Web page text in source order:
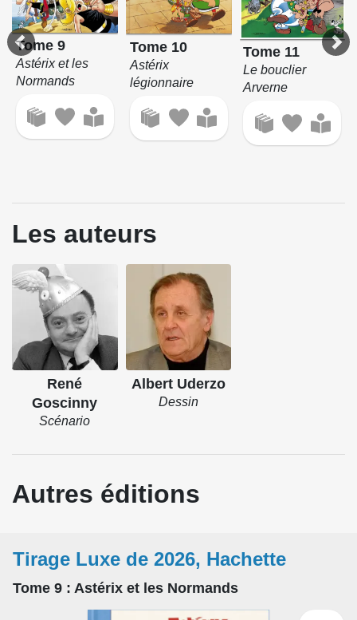
Tome 9
Astérix et les
Normands
Tome 10
Astérix
légionnaire
Tome 11
Le bouclier
Arverne
Les auteurs
René
Goscinny
Scénario
Albert Uderzo
Dessin
Autres éditions
Tirage Luxe de 2026, Hachette
Tome 9 : Astérix et les Normands